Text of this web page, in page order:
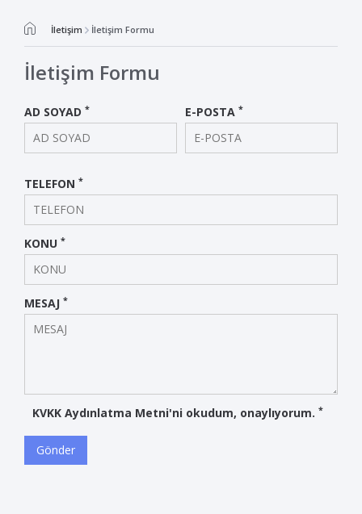
İletişim İletişim Formu
İletişim Formu
AD SOYAD * E-POSTA *
TELEFON *
KONU *
MESAJ *
KVKK Aydınlatma Metni'ni okudum, onaylıyorum. *
Gönder